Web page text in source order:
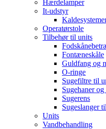
Hærdelamper
It-udstyr
Operatørstole
Tilbehør til units
Fontæneskåle
Guldfang og
O-ringe
Sugefiltre til
Sugehaner
Sugerens
Sugeslanger
Units
Vandbehandling